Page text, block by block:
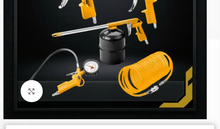
Click to enlarge